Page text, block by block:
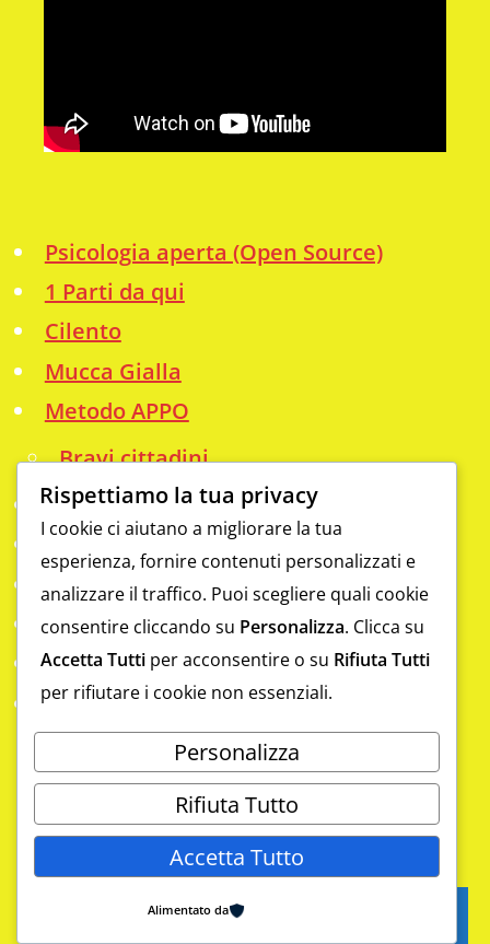
Psicologia aperta (Open Source)
1 Parti da qui
Cilento
Mucca Gialla
Metodo APPO
Bravi cittadini
Info
Analfabetismo funzionale
Contatti
Da scoprire
Eccellenze
Gym
Laboratorio digitale a Sapri con il
metodo APPO
Copyright 2026 Pensa. Pensa meglio
Rispettiamo la tua privacy
I cookie ci aiutano a migliorare la tua
esperienza, fornire contenuti personalizzati e
analizzare il traffico. Puoi scegliere quali cookie
consentire cliccando su Personalizza. Clicca su
Accetta Tutti per acconsentire o su Rifiuta Tutti
per rifiutare i cookie non essenziali.
Personalizza
Rifiuta Tutto
Accetta Tutto
Alimentato da